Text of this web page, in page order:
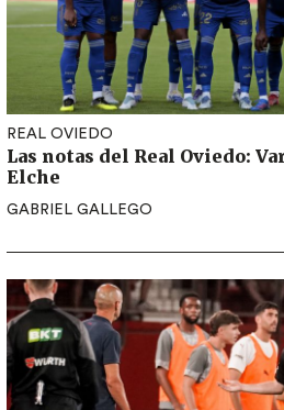
REAL OVIEDO
Las notas del Real Oviedo:
Elche
GABRIEL GALLEGO